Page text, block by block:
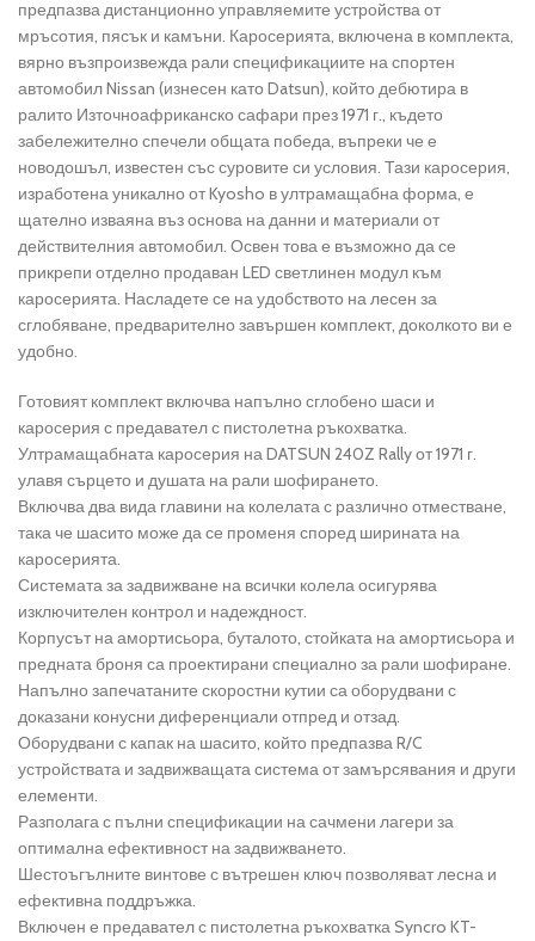
предпазва дистанционно управляемите устройства от
мръсотия, пясък и камъни. Каросерията, включена в комплекта,
вярно възпроизвежда рали спецификациите на спортен
автомобил Nissan (изнесен като Datsun), който дебютира в
ралито Източноафриканско сафари през 1971 г., където
забележително спечели общата победа, въпреки че е
новодошъл, известен със суровите си условия. Тази каросерия,
изработена уникално от Kyosho в ултрамащабна форма, е
щателно изваяна въз основа на данни и материали от
действителния автомобил. Освен това е възможно да се
прикрепи отделно продаван LED светлинен модул към
каросерията. Насладете се на удобството на лесен за
сглобяване, предварително завършен комплект, доколкото ви е
удобно.
Готовият комплект включва напълно сглобено шаси и
каросерия с предавател с пистолетна ръкохватка.
Ултрамащабната каросерия на DATSUN 240Z Rally от 1971 г.
улавя сърцето и душата на рали шофирането.
Включва два вида главини на колелата с различно отместване,
така че шасито може да се променя според ширината на
каросерията.
Системата за задвижване на всички колела осигурява
изключителен контрол и надеждност.
Корпусът на амортисьора, буталото, стойката на амортисьора и
предната броня са проектирани специално за рали шофиране.
Напълно запечатаните скоростни кутии са оборудвани с
доказани конусни диференциали отпред и отзад.
Оборудвани с капак на шасито, който предпазва R/C
устройствата и задвижващата система от замърсявания и други
елементи.
Разполага с пълни спецификации на сачмени лагери за
оптимална ефективност на задвижването.
Шестоъгълните винтове с вътрешен ключ позволяват лесна и
ефективна поддръжка.
Включен е предавател с пистолетна ръкохватка Syncro KT-